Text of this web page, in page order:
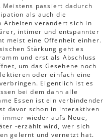
Meistens passiert dadurch
als auch die
Arbeiten verändert sich in
intimer und entspannter
meist eine Offenheit einher.
Stärkung geht es
und erst als Abschluss
um das Gesehene noch
oder einfach eine
Eigentlich ist es
bei dem dann alle
Essen ist ein verbindender
davor schon in interaktiven
wieder aufs Neue,
-erzählt wird, wer sich
gelernt und vernetzt hat.